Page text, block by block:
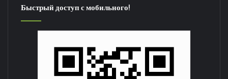
Быстрый доступ с мобильного!